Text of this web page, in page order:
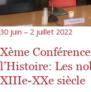
30 juin – 2 juillet 2022
Xème
l’Histoire: Les
XIIIe-XXe siècle